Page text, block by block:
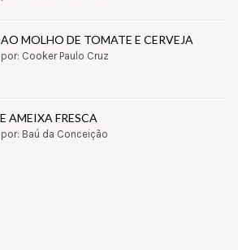
MOLHO DE TOMATE E CERVEJA
Cooker Paulo Cruz
AMEIXA FRESCA
Baú da Conceição